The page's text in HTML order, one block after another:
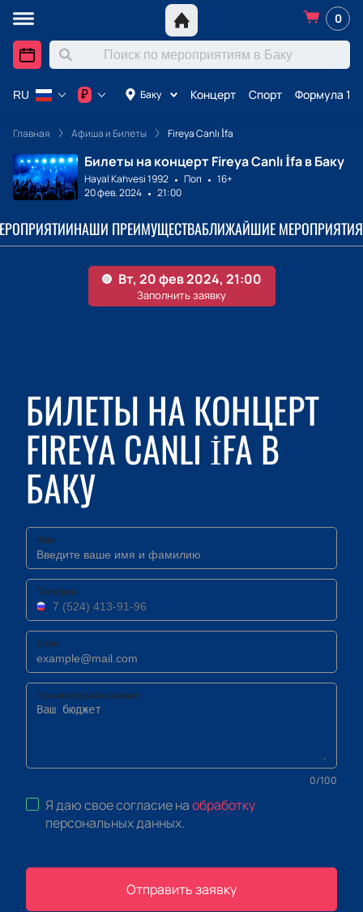
0
Баку Концерт Спорт Формула 1
RU ₽
Главная Афиша и Билеты Fireya Canlı İfa
Билеты на концерт Fireya Canlı İfa в Баку
Hayal Kahvesi 1992 Поп
16+
20 фев. 2024
21:00
НАШИ ПРЕИМУЩЕСТВАБЛИЖАЙШИЕ МЕРОПРИЯТИЯ
БИЛЕТЫ НА КОНЦЕРТ
FIREYA CANLI İFA В
БАКУ
Имя
Телефон
Email
Комментарий к заявке
0/100
Я даю свое согласие наобработку
персональных данных.
Отправить заявку